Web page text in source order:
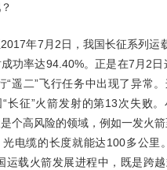
2017年7月2日，我国长征系列运
功率达94.40%。正是在7月2日
“遥二”飞行任务中出现了异常
长征”火箭发射的第13次失败
是个高风险的领域， 例如一发火
电缆的长度就能达100多公里。
运载火箭发展进程中，既是跨